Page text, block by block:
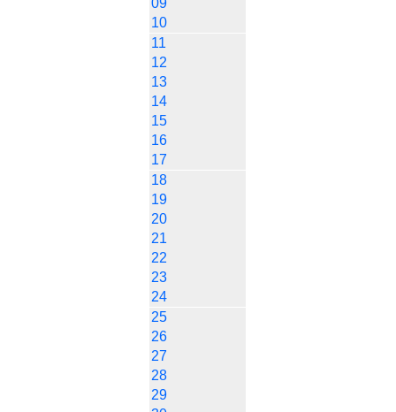
09
10
11
12
13
14
15
16
17
18
19
20
21
22
23
24
25
26
27
28
29